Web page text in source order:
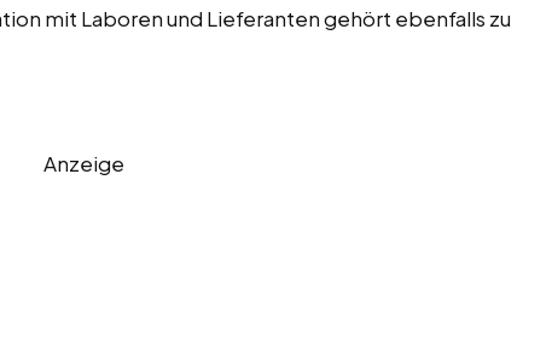
mit Laboren und Lieferanten gehört ebenfalls zu
Anzeige